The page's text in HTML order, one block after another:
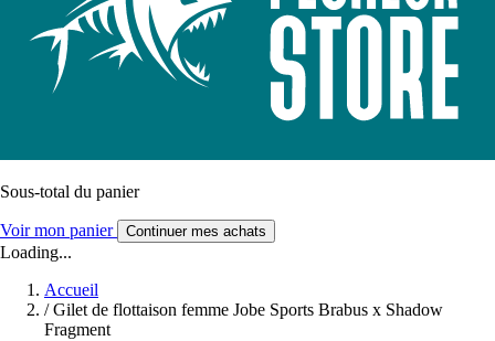
Sous-total du panier
Voir mon panier Continuer mes achats
Loading...
Accueil
/ Gilet de flottaison femme Jobe Sports Brabus x Shadow
Fragment